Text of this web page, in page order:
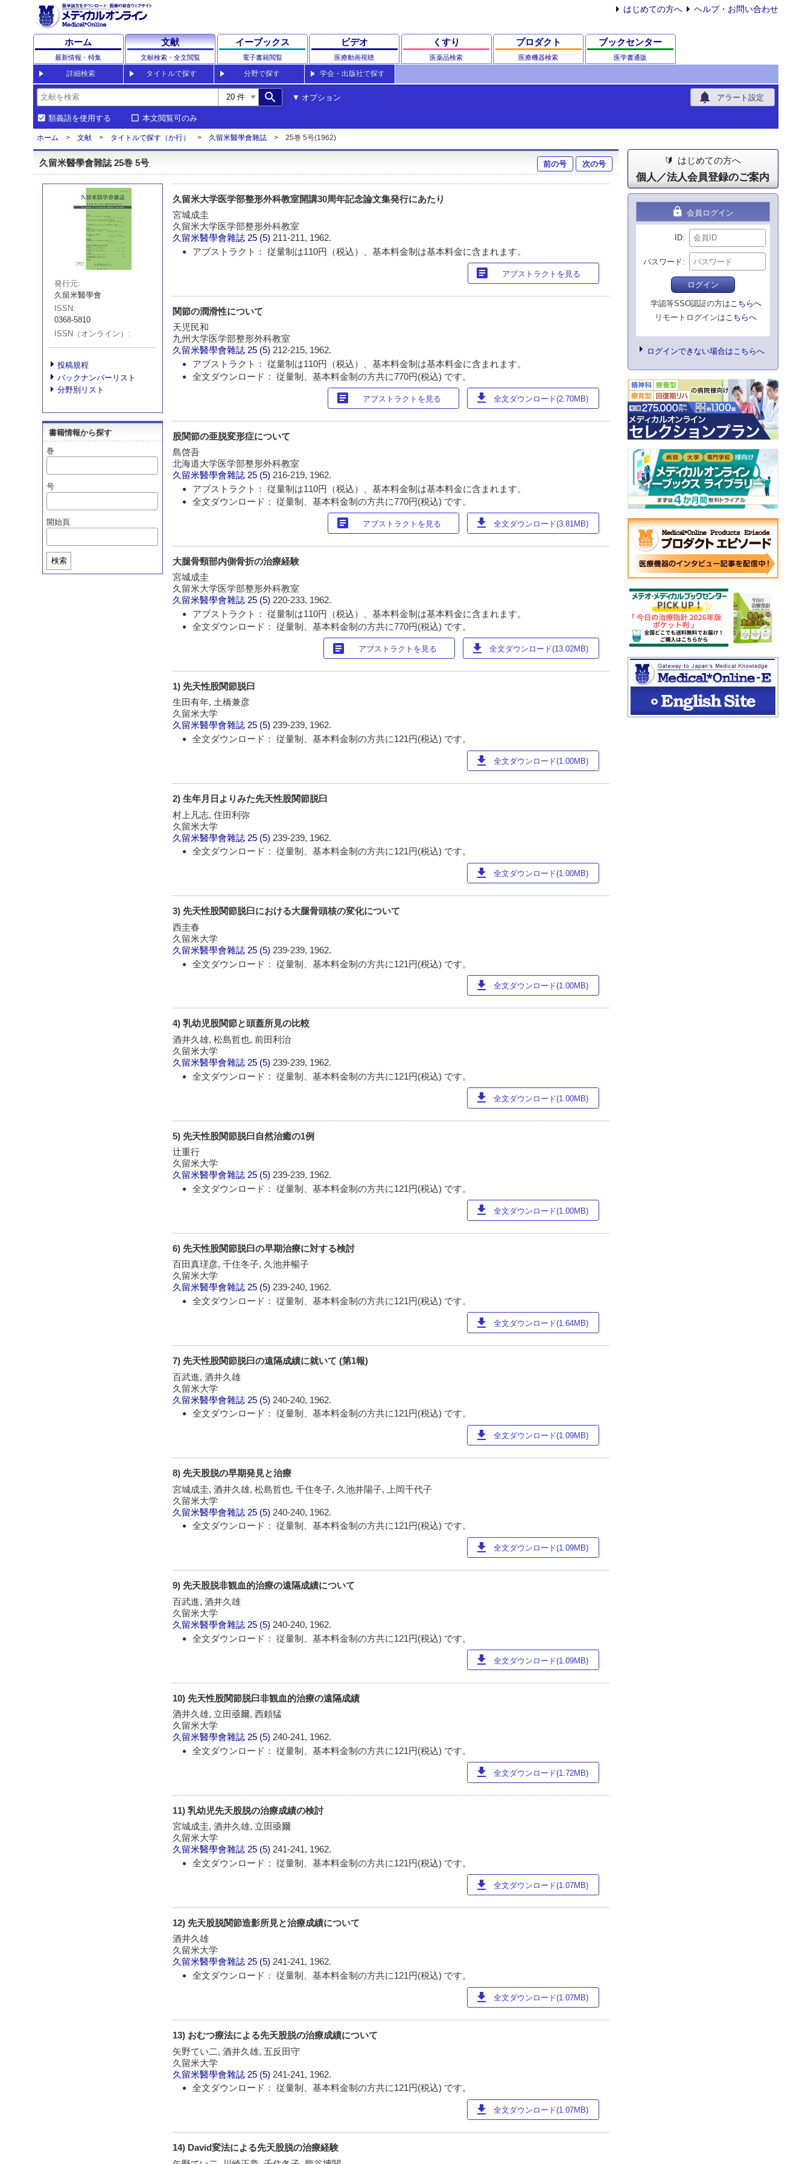
はじめての方へ ヘルプ・お問い合わせ
ホーム
最新情報・特集
文献
文献検索・全文閲覧
イーブックス
電子書籍閲覧
ビデオ
医療動画視聴
くすり
医薬品検索
プロダクト
医療機器検索
ブックセンター
医学書通販
詳細検索 タイトルで探す 分野で探す 学会・出版社で探す
search オプション notifications アラート設定
類義語を使用する 本文閲覧可のみ
ホーム 文献 タイトルで探す（か行） 久留米醫學會雜誌 25巻 5号(1962)
久留米醫學會雜誌 25巻 5号 前の号 次の号
発行元
久留米醫學會
ISSN
0368-5810
ISSN（オンライン）
投稿規程
バックナンバーリスト
分野別リスト
書籍情報から探す
巻
号
開始頁
検索
久留米大学医学部整形外科教室開講30周年記念論文集発行にあたり
宮城成圭
久留米大学医学部整形外科教室
久留米醫學會雜誌 25 (5) 211-211, 1962.
アブストラクト： 従量制は110円（税込）、基本料金制は基本料金に含まれます。
article アブストラクトを見る
関節の潤滑性について
天児民和
九州大学医学部整形外科教室
久留米醫學會雜誌 25 (5) 212-215, 1962.
アブストラクト： 従量制は110円（税込）、基本料金制は基本料金に含まれます。
全文ダウンロード： 従量制、基本料金制の方共に770円(税込) です。
article アブストラクトを見る download 全文ダウンロード(2.70MB)
股関節の亜脱変形症について
島啓吾
北海道大学医学部整形外科教室
久留米醫學會雜誌 25 (5) 216-219, 1962.
アブストラクト： 従量制は110円（税込）、基本料金制は基本料金に含まれます。
全文ダウンロード： 従量制、基本料金制の方共に770円(税込) です。
article アブストラクトを見る download 全文ダウンロード(3.81MB)
大腿骨頸部内側骨折の治療経験
宮城成圭
久留米大学医学部整形外科教室
久留米醫學會雜誌 25 (5) 220-233, 1962.
アブストラクト： 従量制は110円（税込）、基本料金制は基本料金に含まれます。
全文ダウンロード： 従量制、基本料金制の方共に770円(税込) です。
article アブストラクトを見る download 全文ダウンロード(13.02MB)
1) 先天性股関節脱臼
生田有年, 土橋兼彦
久留米大学
久留米醫學會雜誌 25 (5) 239-239, 1962.
全文ダウンロード： 従量制、基本料金制の方共に121円(税込) です。
download 全文ダウンロード(1.00MB)
2) 生年月日よりみた先天性股関節脱臼
村上凡志, 住田利弥
久留米大学
久留米醫學會雜誌 25 (5) 239-239, 1962.
全文ダウンロード： 従量制、基本料金制の方共に121円(税込) です。
download 全文ダウンロード(1.00MB)
3) 先天性股関節脱臼における大腿骨頭核の変化について
西圭春
久留米大学
久留米醫學會雜誌 25 (5) 239-239, 1962.
全文ダウンロード： 従量制、基本料金制の方共に121円(税込) です。
download 全文ダウンロード(1.00MB)
4) 乳幼児股関節と頭蓋所見の比較
酒井久雄, 松島哲也, 前田利治
久留米大学
久留米醫學會雜誌 25 (5) 239-239, 1962.
全文ダウンロード： 従量制、基本料金制の方共に121円(税込) です。
download 全文ダウンロード(1.00MB)
5) 先天性股関節脱臼自然治癒の1例
辻重行
久留米大学
久留米醫學會雜誌 25 (5) 239-239, 1962.
全文ダウンロード： 従量制、基本料金制の方共に121円(税込) です。
download 全文ダウンロード(1.00MB)
6) 先天性股関節脱臼の早期治療に対する検討
百田真瑳彦, 千住冬子, 久池井暢子
久留米大学
久留米醫學會雜誌 25 (5) 239-240, 1962.
全文ダウンロード： 従量制、基本料金制の方共に121円(税込) です。
download 全文ダウンロード(1.64MB)
7) 先天性股関節脱臼の遠隔成績に就いて (第1報)
百武進, 酒井久雄
久留米大学
久留米醫學會雜誌 25 (5) 240-240, 1962.
全文ダウンロード： 従量制、基本料金制の方共に121円(税込) です。
download 全文ダウンロード(1.09MB)
8) 先天股脱の早期発見と治療
宮城成圭, 酒井久雄, 松島哲也, 千住冬子, 久池井陽子, 上岡千代子
久留米大学
久留米醫學會雜誌 25 (5) 240-240, 1962.
全文ダウンロード： 従量制、基本料金制の方共に121円(税込) です。
download 全文ダウンロード(1.09MB)
9) 先天股脱非観血的治療の遠隔成績について
百武進, 酒井久雄
久留米大学
久留米醫學會雜誌 25 (5) 240-240, 1962.
全文ダウンロード： 従量制、基本料金制の方共に121円(税込) です。
download 全文ダウンロード(1.09MB)
10) 先天性股関節脱臼非観血的治療の遠隔成績
酒井久雄, 立田亟爾, 西頼猛
久留米大学
久留米醫學會雜誌 25 (5) 240-241, 1962.
全文ダウンロード： 従量制、基本料金制の方共に121円(税込) です。
download 全文ダウンロード(1.72MB)
11) 乳幼児先天股脱の治療成績の検討
宮城成圭, 酒井久雄, 立田亟爾
久留米大学
久留米醫學會雜誌 25 (5) 241-241, 1962.
全文ダウンロード： 従量制、基本料金制の方共に121円(税込) です。
download 全文ダウンロード(1.07MB)
12) 先天股脱関節造影所見と治療成績について
酒井久雄
久留米大学
久留米醫學會雜誌 25 (5)241-241, 1962.
全文ダウンロード： 従量制、基本料金制の方共に121円(税込) です。
download 全文ダウンロード(1.07MB)
13) おむつ療法による先天股脱の治療成績について
矢野てい二, 酒井久雄, 五反田守
久留米大学
久留米醫學會雜誌 25 (5) 241-241, 1962.
全文ダウンロード： 従量制、基本料金制の方共に121円(税込) です。
download 全文ダウンロード(1.07MB)
14) David変法による先天股脱の治療経験
はじめての方へ
個人／法人会員登録のご案内
lock 会員ログイン
ID
パスワード
ログイン
学認等SSO認証の方はこちらへ
リモートログインはこちらへ
ログインできない場合はこちらへ